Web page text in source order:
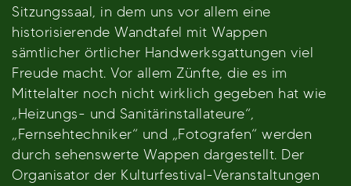
Sitzungssaal, in dem uns vor allem eine
historisierende Wandtafel mit Wappen
sämtlicher örtlicher Handwerksgattungen viel
Freude macht. Vor allem Zünfte, die es im
Mittelalter noch nicht wirklich gegeben hat wie
„Heizungs- und Sanitärinstallateure“,
„Fernsehtechniker“ und „Fotografen“ werden
durch sehenswerte Wappen dargestellt. Der
Organisator der Kulturfestival-Veranstaltungen